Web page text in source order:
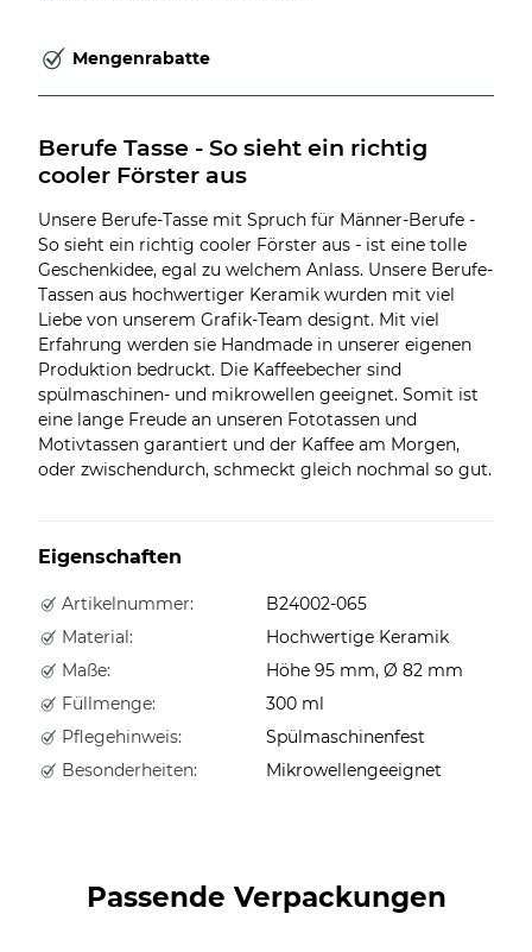
Mengenrabatte
Berufe Tasse - So sieht ein richtig
cooler Förster aus
Unsere Berufe-Tasse mit Spruch für Männer-Berufe -
So sieht ein richtig cooler Förster aus - ist eine tolle
Geschenkidee, egal zu welchem Anlass. Unsere Berufe-
Tassen aus hochwertiger Keramik wurden mit viel
Liebe von unserem Grafik-Team designt. Mit viel
Erfahrung werden sie Handmade in unserer eigenen
Produktion bedruckt. Die Kaffeebecher sind
spülmaschinen- und mikrowellen geeignet. Somit ist
eine lange Freude an unseren Fototassen und
Motivtassen garantiert und der Kaffee am Morgen,
oder zwischendurch, schmeckt gleich nochmal so gut.
Eigenschaften
Artikelnummer:
B24002-065
Material:
Hochwertige Keramik
Maße:
Höhe 95 mm, Ø 82 mm
Füllmenge:
300 ml
Pflegehinweis:
Spülmaschinenfest
Besonderheiten:
Mikrowellengeeignet
Passende Verpackungen